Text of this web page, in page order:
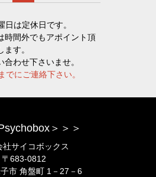
日は定休日です。
時間外でもアポイント頂
す。
合わせ下さいませ。
にご連絡下さい。
＞＞＞
社サイコボックス
〒683-0812
市 角盤町 1－27－6